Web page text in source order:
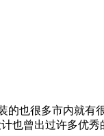
也很多市内就有
也曾出过许多优